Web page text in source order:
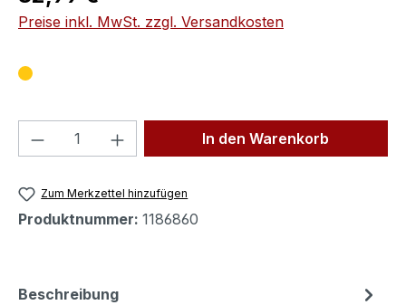
Preise inkl. MwSt. zzgl. Versandkosten
Produkt Anzahl: Gib denIn den Warenkorb
Zum Merkzettel hinzufügen
Produktnummer: 1186860
Beschreibung